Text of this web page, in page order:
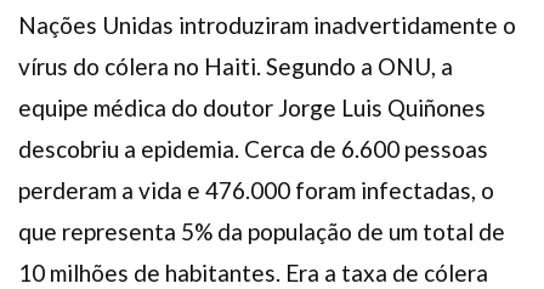
Nações Unidas introduziram inadvertidamente o
vírus do cólera no Haiti. Segundo a ONU, a
equipe médica do doutor Jorge Luis Quiñones
descobriu a epidemia. Cerca de 6.600 pessoas
perderam a vida e 476.000 foram infectadas, o
que representa 5% da população de um total de
10 milhões de habitantes. Era a taxa de cólera